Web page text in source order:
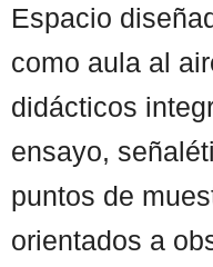
Espacio
como aula al
didácticos
ensayo,
puntos de
orientados a